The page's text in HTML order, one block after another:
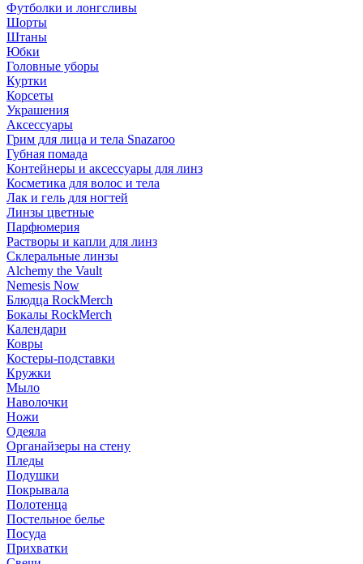
Футболки и лонгсливы
Шорты
Штаны
Юбки
Головные уборы
Куртки
Корсеты
Украшения
Аксессуары
Грим для лица и тела Snazaroo
Губная помада
Контейнеры и аксессуары для линз
Косметика для волос и тела
Лак и гель для ногтей
Линзы цветные
Парфюмерия
Растворы и капли для линз
Склеральные линзы
Alchemy the Vault
Nemesis Now
Блюдца RockMerch
Бокалы RockMerch
Календари
Ковры
Костеры-подставки
Кружки
Мыло
Наволочки
Ножи
Одеяла
Органайзеры на стену
Пледы
Подушки
Покрывала
Полотенца
Постельное белье
Посуда
Прихватки